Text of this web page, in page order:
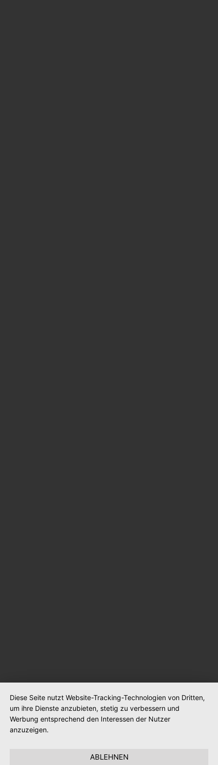
Diese Seite nutzt Website-Tracking-Technologien von Dritten,
um ihre Dienste anzubieten, stetig zu verbessern und
Werbung entsprechend den Interessen der Nutzer
anzuzeigen.
ABLEHNEN